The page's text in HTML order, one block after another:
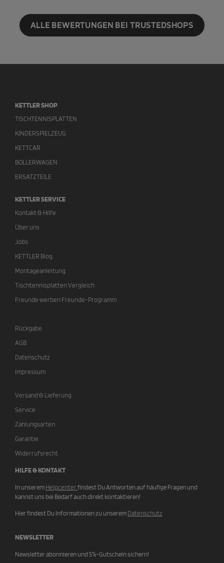
ALLE BEWERTUNGEN BEI TRUSTEDSHOPS
KETTLER SHOP
TISCHTENNISPLATTEN
KINDERSPIELZEUG
KETTCAR
BOLLERWAGEN
ERSATZTEILE
KETTLER SERVICE
Kontakt & Hilfe
Über uns
Jobs
KETTLER Blog
Montageanleitung
Tischtennisplatten Vergleich
Freunde werben Freunde-Programm
Rückgabe
AGB
Datenschutz
Impressum
Versand & Lieferung
Service
Zahlungsarten
Garantie
Widerrufsrecht
HILFE & KONTAKT
In unserem Helpcenter findest Du Antworten auf häufige Fragen und
kannst uns bei Bedarf auch direkt kontaktieren!
Hier findest Du Informationen zu unserem Datenschutz
NEWSLETTER
Newsletter abonnieren und 5%-Gutschein sichern!